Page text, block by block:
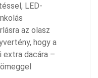
LED-
az olasz
hogy a
extra dacára –